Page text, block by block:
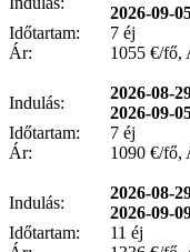
2026-09-
Időtartam:
7 éj
Ár:
1055 €/fő,
Indulás:
2026-08-
2026-09-
Időtartam:
7 éj
Ár:
1090 €/fő,
Indulás:
2026-08-
2026-09-
Időtartam:
11 éj